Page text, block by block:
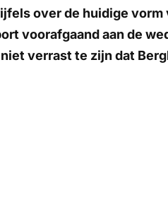
over de huidige vorm
voorafgaand aan de
verrast te zijn dat